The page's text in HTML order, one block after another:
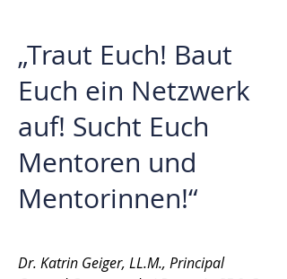
„Traut Euch! Baut
Euch ein Netzwerk
auf! Sucht Euch
Mentoren und
Mentorinnen!“
Dr. Katrin Geiger, LL.M., Principal